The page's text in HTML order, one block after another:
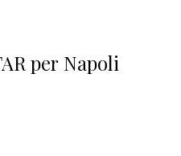
per Napoli